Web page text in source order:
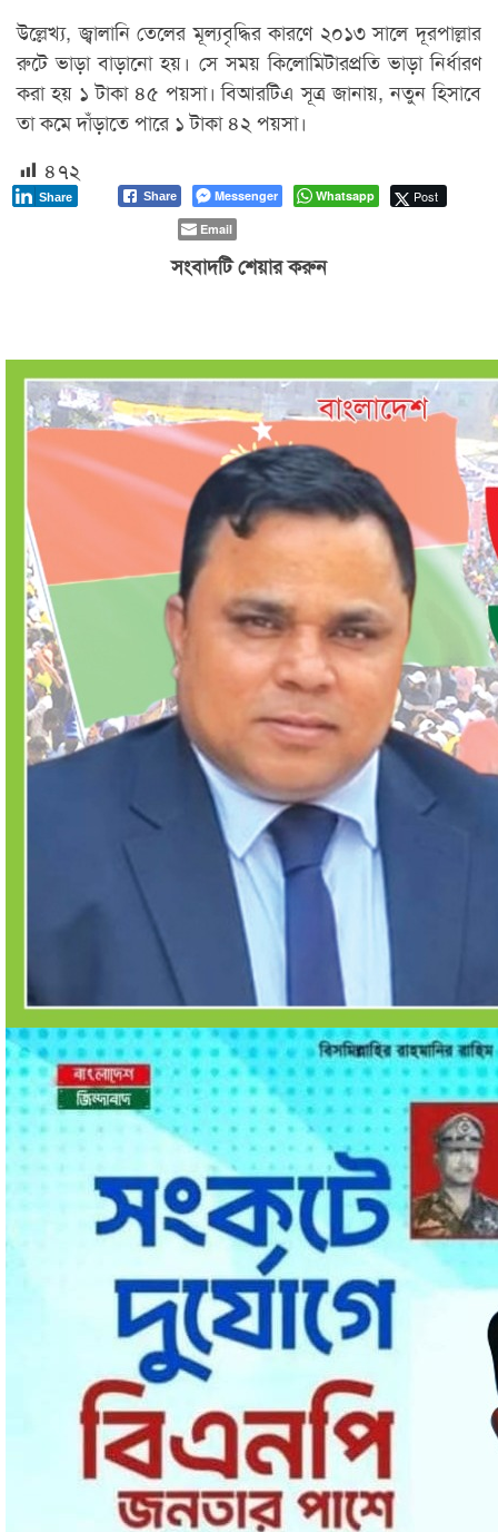
উল্লেখ্য, জ্বালানি তেলের মূল্যবৃদ্ধির কারণে ২০১৩ সালে দূরপাল্লার
রুটে ভাড়া বাড়ানো হয়। সে সময় কিলোমিটারপ্রতি ভাড়া নির্ধারণ
করা হয় ১ টাকা ৪৫ পয়সা। বিআরটিএ সূত্র জানায়, নতুন হিসাবে
তা কমে দাঁড়াতে পারে ১ টাকা ৪২ পয়সা।
৪৭২
Share Messenger Whatsapp Post
Share
Email
সংবাদটি শেয়ার করুন